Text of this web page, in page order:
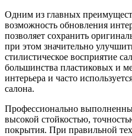
Одним из главных
возможность обновления
позволяет сохранить
при этом значительно
стилистическое восприятие
большинства пластиковых и
интерьера и часто
салона.
Профессионально
высокой стойкостью,
покрытия. При правильной